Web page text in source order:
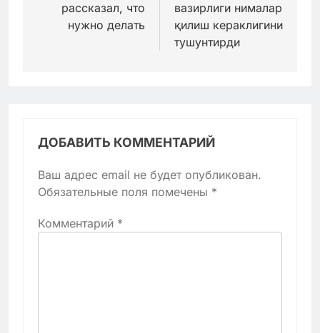
рассказал, что
нужно делать
вазирлиги нималар
қилиш кераклигини
тушунтирди
ДОБАВИТЬ КОММЕНТАРИЙ
Ваш адрес email не будет опубликован.
Обязательные поля помечены *
Комментарий *